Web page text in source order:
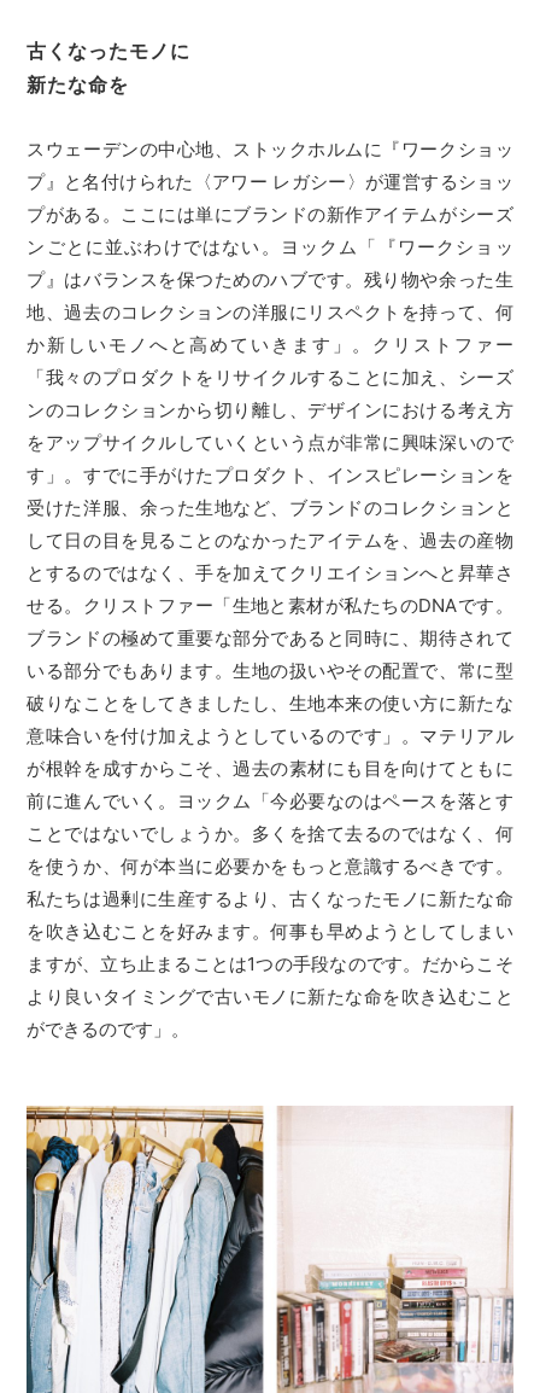
古くなったモノに
新たな命を
スウェーデンの中心地、ストックホルムに『ワークショッ
プ』と名付けられた〈アワー レガシー〉が運営するショッ
プがある。ここには単にブランドの新作アイテムがシーズ
ンごとに並ぶわけではない。ヨックム「『ワークショッ
プ』はバランスを保つためのハブです。残り物や余った生
地、過去のコレクションの洋服にリスペクトを持って、何
か新しいモノへと高めていきます」。クリストファー
「我々のプロダクトをリサイクルすることに加え、シーズ
ンのコレクションから切り離し、デザインにおける考え方
をアップサイクルしていくという点が非常に興味深いので
す」。すでに手がけたプロダクト、インスピレーションを
受けた洋服、余った生地など、ブランドのコレクションと
して日の目を見ることのなかったアイテムを、過去の産物
とするのではなく、手を加えてクリエイションへと昇華さ
せる。クリストファー「生地と素材が私たちのDNAです。
ブランドの極めて重要な部分であると同時に、期待されて
いる部分でもあります。生地の扱いやその配置で、常に型
破りなことをしてきましたし、生地本来の使い方に新たな
意味合いを付け加えようとしているのです」。マテリアル
が根幹を成すからこそ、過去の素材にも目を向けてともに
前に進んでいく。ヨックム「今必要なのはペースを落とす
ことではないでしょうか。多くを捨て去るのではなく、何
を使うか、何が本当に必要かをもっと意識するべきです。
私たちは過剰に生産するより、古くなったモノに新たな命
を吹き込むことを好みます。何事も早めようとしてしまい
ますが、立ち止まることは1つの手段なのです。だからこそ
より良いタイミングで古いモノに新たな命を吹き込むこと
ができるのです」。